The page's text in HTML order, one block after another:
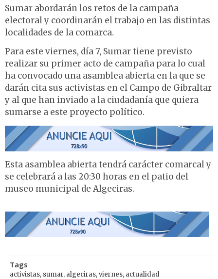
Sumar abordarán los retos de la campaña
electoral y coordinarán el trabajo en las distintas
localidades de la comarca.
Para este viernes, día 7, Sumar tiene previsto
realizar su primer acto de campaña para lo cual
ha convocado una asamblea abierta en la que se
darán cita sus activistas en el Campo de Gibraltar
y al que han inviado a la ciudadanía que quiera
sumarse a este proyecto político.
Esta asamblea abierta tendrá carácter comarcal y
se celebrará a las 20:30 horas en el patio del
museo municipal de Algeciras.
Tags
activistas, sumar, algeciras,viernes, actualidad